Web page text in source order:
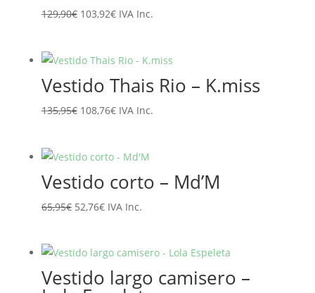
129,90€ El
era:
129,90€.
103,92€El
es:
103,92€.
IVA Inc.
Vestido Thais Rio – K.miss
135,95€ El
era:
135,95€.
108,76€El
es:
108,76€.
IVA Inc.
Vestido corto – Md’M
65,95€ El
era:
65,95€.
52,76€El
es:
52,76€.
IVA Inc.
Vestido largo camisero –